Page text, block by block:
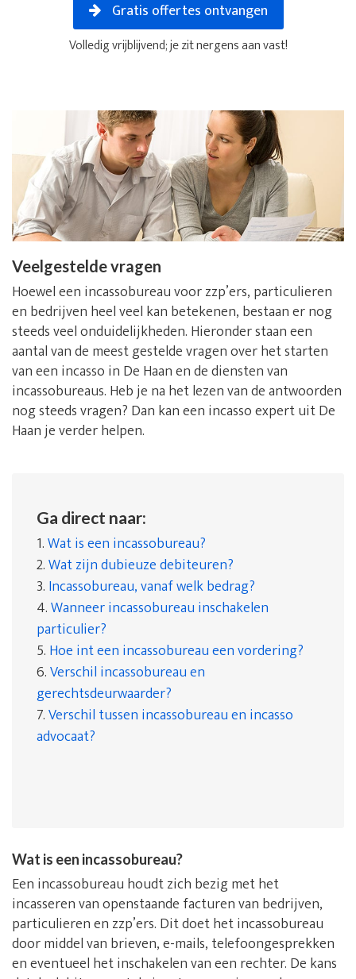
Gratis offertes ontvangen
Volledig vrijblijvend; je zit nergens aan vast!
Veelgestelde vragen
Hoewel een incassobureau voor zzp’ers, particulieren
en bedrijven heel veel kan betekenen, bestaan er nog
steeds veel onduidelijkheden. Hieronder staan een
aantal van de meest gestelde vragen over het starten
van een incasso in De Haan en de diensten van
incassobureaus. Heb je na het lezen van de antwoorden
nog steeds vragen? Dan kan een incasso expert uit De
Haan je verder helpen.
Ga direct naar:
1.Wat is een incassobureau?
2.Wat zijn dubieuze debiteuren?
3. Incassobureau, vanaf welk bedrag?
4.Wanneer incassobureau inschakelen
particulier?
5. Hoe int een incassobureau een vordering?
6.Verschil incassobureau en
gerechtsdeurwaarder?
7.Verschil tussen incassobureau en incasso
advocaat?
Wat is een incassobureau?
Een incassobureau houdt zich bezig met het
incasseren van openstaande facturen van bedrijven,
particulieren en zzp’ers. Dit doet het incassobureau
door middel van brieven, e-mails, telefoongesprekken
en eventueel het inschakelen van een rechter. De kans